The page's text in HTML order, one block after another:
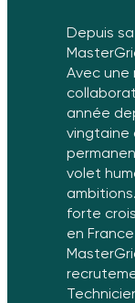
Depuis
Avec une
année
vingtaine
volet
forte
en